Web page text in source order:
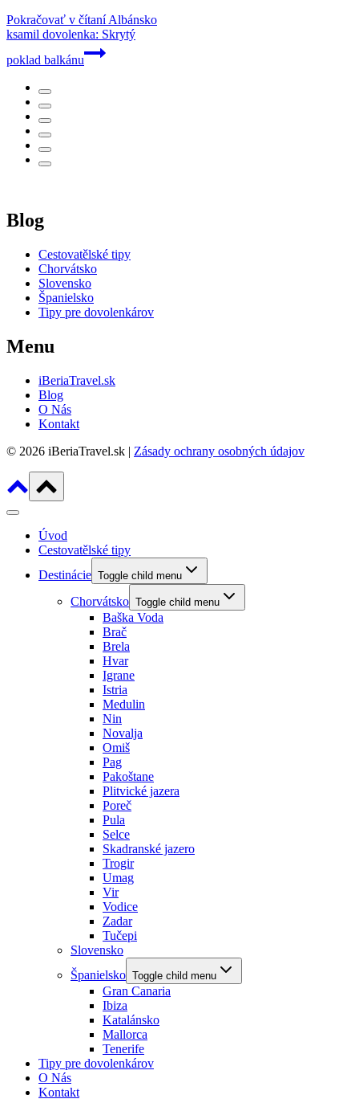
Pokračovať v čítaníAlbánsko
ksamil dovolenka: Skrytý
poklad balkánu
Blog
Cestovatělské tipy
Chorvátsko
Slovensko
Španielsko
Tipy pre dovolenkárov
Menu
iBeriaTravel.sk
Blog
O Nás
Kontakt
© 2026 iBeriaTravel.sk | Zásady ochrany osobných údajov
Úvod
Cestovatělské tipy
Destinácie Toggle child menu
Chorvátsko Toggle child menu
Baška Voda
Brač
Brela
Hvar
Igrane
Istria
Medulin
Nin
Novalja
Omiš
Pag
Pakoštane
Plitvické jazera
Poreč
Pula
Selce
Skadranské jazero
Trogir
Umag
Vir
Vodice
Zadar
Tučepi
Slovensko
Španielsko Toggle child menu
Gran Canaria
Ibiza
Katalánsko
Mallorca
Tenerife
Tipy pre dovolenkárov
O Nás
Kontakt